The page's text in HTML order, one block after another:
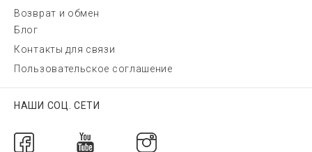
Возврат и обмен
Блог
Контакты для связи
Пользовательское соглашение
НАШИ СОЦ. СЕТИ